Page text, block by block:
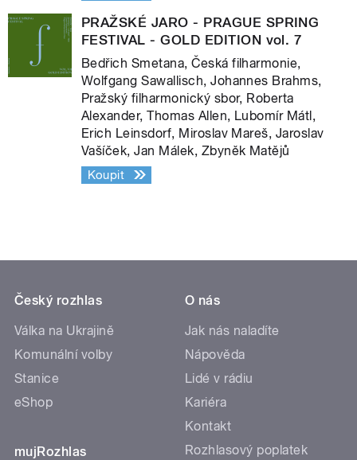
PRAŽSKÉ JARO - PRAGUE SPRING
FESTIVAL - GOLD EDITION vol. 7
Bedřich Smetana, Česká filharmonie,
Wolfgang Sawallisch, Johannes Brahms,
Pražský filharmonický sbor, Roberta
Alexander, Thomas Allen, Lubomír Mátl,
Erich Leinsdorf, Miroslav Mareš, Jaroslav
Vašíček, Jan Málek, Zbyněk Matějů
Koupit
Český rozhlas
Válka na Ukrajině
Komunální volby
Stanice
eShop
mujRozhlas
O nás
Jak nás naladíte
Nápověda
Lidé v rádiu
Kariéra
Kontakt
Rozhlasový poplatek